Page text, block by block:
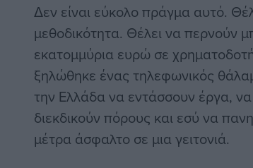
Δεν είναι εύκολο πράγμα αυτό.
μεθοδικότητα. Θέλει να περνούν
εκατομμύρια ευρώ σε
ξηλώθηκε ένας τηλεφωνικός
την Ελλάδα να εντάσσουν έργα,
διεκδικούν πόρους και εσύ να
μέτρα άσφαλτο σε μια γειτονιά.